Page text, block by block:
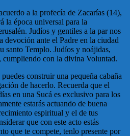
a la profecía de Zacarías (14),
la época universal para la
Judíos y gentiles a la par nos
devoción ante el Padre en la ciudad
santo Templo. Judíos y noájidas,
cumpliendo con la divina Voluntad.
construir una pequeña cabaña
de hacerlo. Recuerda que el
en una Sucá es exclusivo para los
estarás actuando de buena
espiritual y el de tus
que con este acto estás
que te compete, tenlo presente por